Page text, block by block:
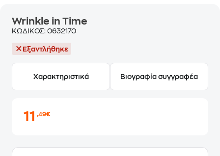
Wrinkle in Time
ΚΩΔΙΚΟΣ: 0632170
Εξαντλήθηκε
Χαρακτηριστικά Βιογραφία συγγραφέα
11,49€